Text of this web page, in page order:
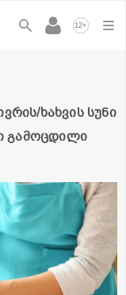
12+
ხახვის სუნი
გამოცდილი